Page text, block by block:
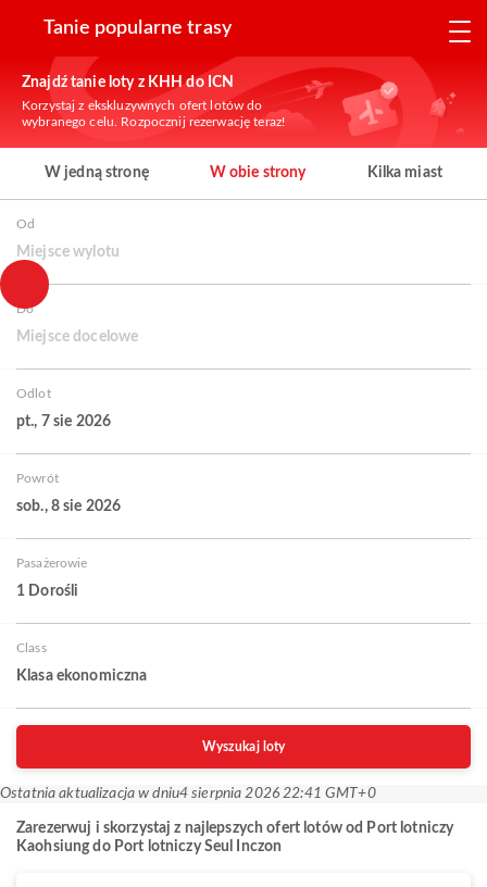
Tanie popularne trasy
Znajdź tanie loty z KHH do ICN
Korzystaj z ekskluzywnych ofert lotów do
wybranego celu. Rozpocznij rezerwację teraz!
W jedną stronę W obie strony Kilka miast
Od
Miejsce wylotu
Do
Miejsce docelowe
Odlot
pt., 7 sie 2026
Powrót
sob., 8 sie 2026
Pasażerowie
1 Dorośli
Class
Klasa ekonomiczna
Wyszukaj loty
Ostatnia aktualizacja w dniu4 sierpnia 2026 22:41 GMT+0
Zarezerwuj i skorzystaj z najlepszych ofert lotów od Port lotniczy
Kaohsiung do Port lotniczy Seul Inczon